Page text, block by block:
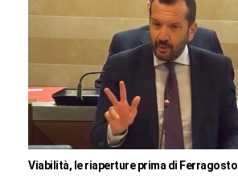
Viabilità, le riaperture prima di Ferragosto